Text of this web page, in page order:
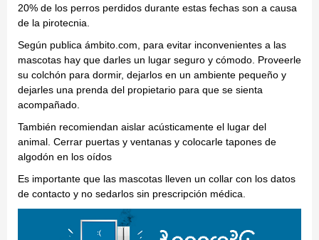
20% de los perros perdidos durante estas fechas son a causa
de la pirotecnia.
Según publica ámbito.com, para evitar inconvenientes a las
mascotas hay que darles un lugar seguro y cómodo. Proveerle
su colchón para dormir, dejarlos en un ambiente pequeño y
dejarles una prenda del propietario para que se sienta
acompañado.
También recomiendan aislar acústicamente el lugar del
animal. Cerrar puertas y ventanas y colocarle tapones de
algodón en los oídos
Es importante que las mascotas lleven un collar con los datos
de contacto y no sedarlos sin prescripción médica.